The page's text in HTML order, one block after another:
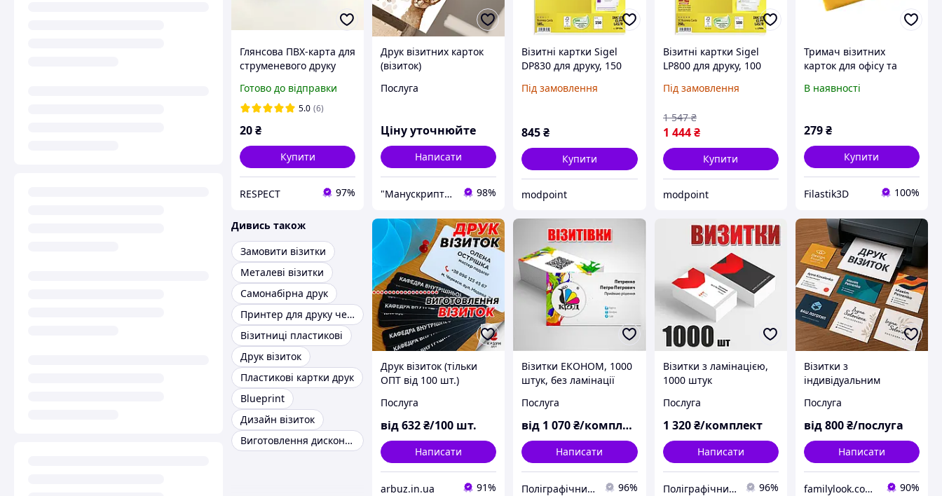
Глянсова ПВХ-карта для
струменевого друку
R290, R330, R390, T50,
A50, L800, L801, Px650
Готово до відправки
5.0 (6)
20₴
Купити
RESPECT 97%
Друк візитних карток
(візиток)
Послуга
Ціну уточнюйте
Написати
"Манускрипт 2012" 98%
Візитні картки Sigel
DP830 для друку, 150
Під замовлення
845₴
Купити
modpoint
Візитні картки Sigel
LP800 для друку, 100
Під замовлення
1 444 ₴
1 547 ₴
Купити
modpoint
Тримач візитних
карток для офісу та
Folder 3D друк
В наявності
279₴
Купити
Filastik3D 100%
Дивись також
Замовити візитки
Металеві візитки
Самонабірна друк
Принтер для друку чеків із телефона
Візитниці пластикові
Друк візиток
Пластикові картки друк
Blueprint
Дизайн візиток
Виготовлення дисконтних карт
Друк візиток (тільки
ОПТ від 100 шт.)
Послуга
від632₴/100 шт.
Написати
arbuz.in.ua 91%
Візитки ЕКОНОМ, 1000
штук, без ламінації
Послуга
від 1 070₴/комплект
Написати
Поліграфічний рекламно-видавничий центр "КОД" 96%
Візитки з ламінацією,
1000 штук
Послуга
1 320 ₴/комплект
Написати
Поліграфічний рекламно-видавничий центр "КОД" 96%
Візитки з
індивідуальним
штук
Послуга
від800₴/послуга
Написати
familylook.com.ua 90%